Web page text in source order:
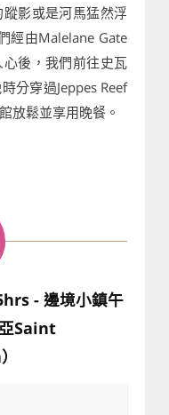
影或是河馬猛然浮
經由Malelane Gate
後，我們前往史瓦
分穿過Jeppes Reef
放鬆並享用晚餐。
- 邊境小鎮午
Saint